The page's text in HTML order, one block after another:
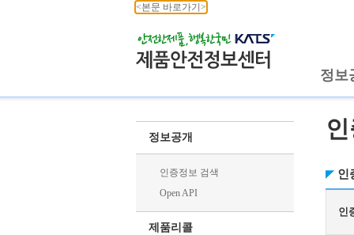
<본문 바로가기>
정보
정보공개
인증정보 검색
Open API
제품리콜
인
인